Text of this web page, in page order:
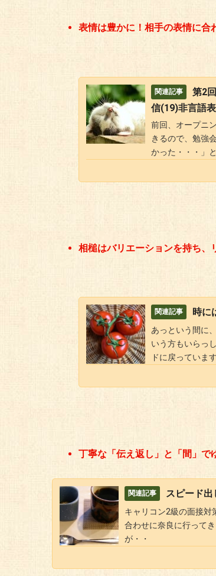
表情は豊かに！相手の表情に合
第2
信(19)非言語
前回、オープニ
きるので、勉強
かった・・・」と
相槌はバリエーションを持ち、
時に
あっという間に
いう方もいらっ
ドに戻っていま
丁寧な「伝え返し」と「間」で
スピード
キャリコン2級の面接対
合わせに奈良に行って
が・・